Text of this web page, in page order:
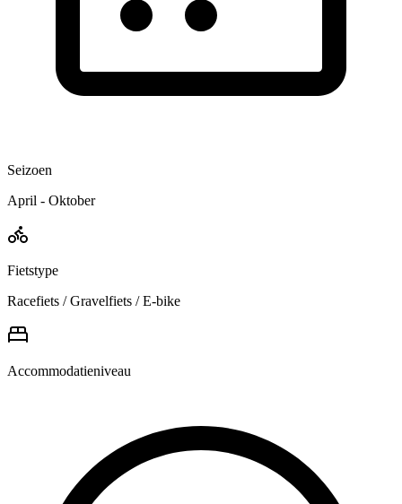
Seizoen
April - Oktober
Fietstype
Racefiets / Gravelfiets / E-bike
Accommodatieniveau